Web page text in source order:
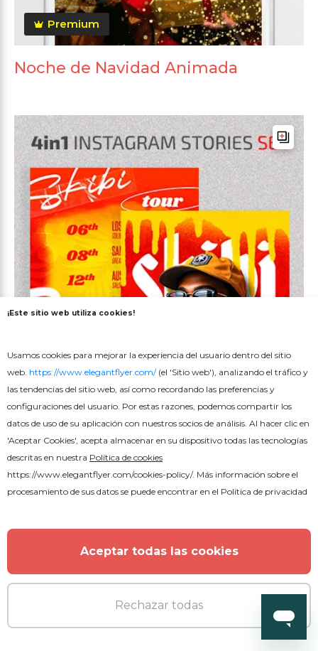
Premium
Noche de Navidad Animada
Gira de conciertos
¡Este sitio web utiliza cookies!
Usamos cookies para mejorar la experiencia del usuario dentro del sitio
web. https://www.elegantflyer.com/(el 'Sitio web'), analizando el tráfico y
las tendencias del sitio web, así como recordando las preferencias y
configuraciones del usuario. Por estas razones, podemos compartir los
datos de uso de su aplicación con nuestros socios de análisis. Al hacer clic en
'Aceptar Cookies', acepta almacenar en su dispositivo todas las tecnologías
descritas en nuestra Política de cookies
https://www.elegantflyer.com/cookies-policy/. Más información sobre el
procesamiento de sus datos se puede encontrar en el Política de privacidad
Aceptar todas las cookies
Rechazar todas